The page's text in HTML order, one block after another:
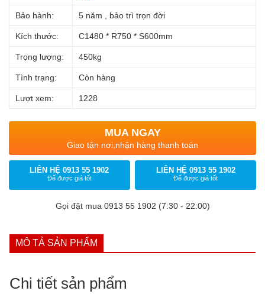
Bảo hành: 5 năm , bảo trì trọn đời
Kích thước: C1480 * R750 * S600mm
Trọng lượng: 450kg
Tình trạng: Còn hàng
Lượt xem: 1228
MUA NGAY
Giao tận nơi,nhận hàng thanh toán
LIÊN HỆ 0913 55 1902
Để được giá tốt
LIÊN HỆ 0913 55 1902
Để được giá tốt
Gọi đặt mua 0913 55 1902 (7:30 - 22:00)
MÔ TẢ SẢN PHẨM
Chi tiết sản phẩm